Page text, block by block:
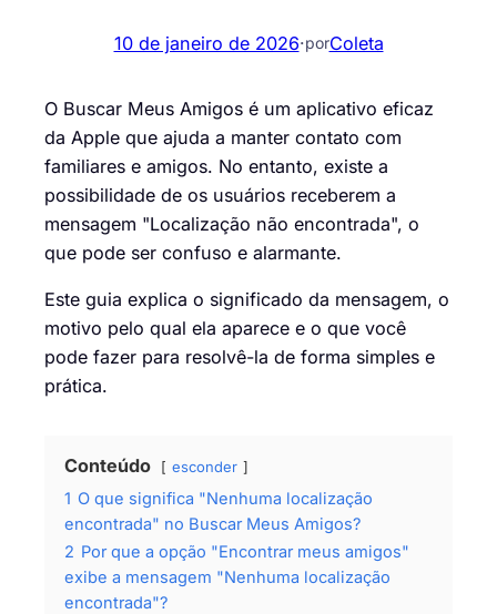
10 de janeiro de 2026·porColeta
O Buscar Meus Amigos é um aplicativo eficaz
da Apple que ajuda a manter contato com
familiares e amigos. No entanto, existe a
possibilidade de os usuários receberem a
mensagem "Localização não encontrada", o
que pode ser confuso e alarmante.
Este guia explica o significado da mensagem, o
motivo pelo qual ela aparece e o que você
pode fazer para resolvê-la de forma simples e
prática.
Conteúdo esconder
1 O que significa "Nenhuma localização
encontrada" no Buscar Meus Amigos?
2 Por que a opção "Encontrar meus amigos"
exibe a mensagem "Nenhuma localização
encontrada"?